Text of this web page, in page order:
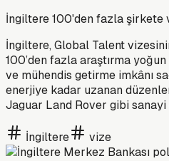
İngiltere 100'den fazla şirkete
İngiltere, Global Talent
100’den fazla araştırma
ve mühendis getirme imkânı
enerjiye kadar uzanan
Jaguar Land Rover gibi
İngiltere vize